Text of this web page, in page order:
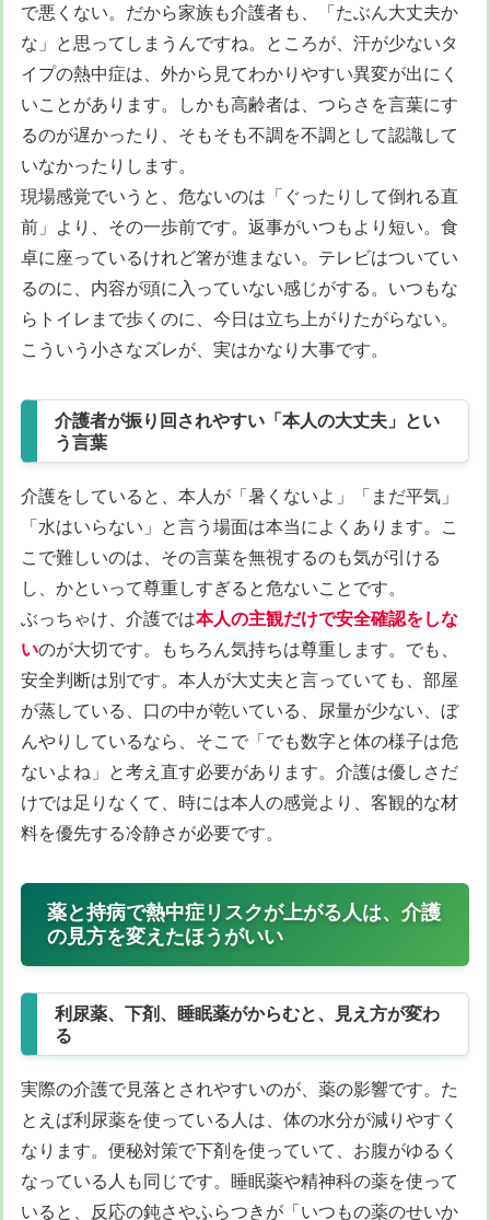
で悪くない。だから家族も介護者も、「たぶん大丈夫か
な」と思ってしまうんですね。ところが、汗が少ないタ
イプの熱中症は、外から見てわかりやすい異変が出にく
いことがあります。しかも高齢者は、つらさを言葉にす
るのが遅かったり、そもそも不調を不調として認識して
いなかったりします。
現場感覚でいうと、危ないのは「ぐったりして倒れる直
前」より、その一歩前です。返事がいつもより短い。食
卓に座っているけれど箸が進まない。テレビはついてい
るのに、内容が頭に入っていない感じがする。いつもな
らトイレまで歩くのに、今日は立ち上がりたがらない。
こういう小さなズレが、実はかなり大事です。
介護者が振り回されやすい「本人の大丈夫」とい
う言葉
介護をしていると、本人が「暑くないよ」「まだ平気」
「水はいらない」と言う場面は本当によくあります。こ
こで難しいのは、その言葉を無視するのも気が引ける
し、かといって尊重しすぎると危ないことです。
ぶっちゃけ、介護では本人の主観だけで安全確認をしな
いのが大切です。もちろん気持ちは尊重します。でも、
安全判断は別です。本人が大丈夫と言っていても、部屋
が蒸している、口の中が乾いている、尿量が少ない、ぼ
んやりしているなら、そこで「でも数字と体の様子は危
ないよね」と考え直す必要があります。介護は優しさだ
けでは足りなくて、時には本人の感覚より、客観的な材
料を優先する冷静さが必要です。
薬と持病で熱中症リスクが上がる人は、介護
の見方を変えたほうがいい
利尿薬、下剤、睡眠薬がからむと、見え方が変わ
る
実際の介護で見落とされやすいのが、薬の影響です。た
とえば利尿薬を使っている人は、体の水分が減りやすく
なります。便秘対策で下剤を使っていて、お腹がゆるく
なっている人も同じです。睡眠薬や精神科の薬を使って
いると、反応の鈍さやふらつきが「いつもの薬のせいか